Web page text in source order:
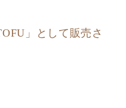
」として販売さ